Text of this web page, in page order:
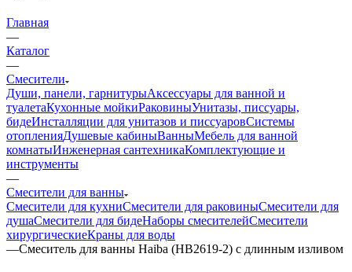
Главная
—
Каталог
—
Смесители
Души, панели, гарнитурыАксессуары для ванной и
туалетаКухонные мойкиРаковиныУнитазы, писсуары,
бидеИнсталляции для унитазов и писсуаровСистемы
отопленияДушевые кабиныВанныМебель для ванной
комнатыИнженерная сантехникаКомплектующие и
инструменты
—
Смесители для ванны
Смесители для кухниСмесители для раковиныСмесители для
душаСмесители для бидеНаборы смесителейСмесители
хирургическиеКраны для воды
—Смеситель для ванны Haiba (HB2619-2) с длинным изливом